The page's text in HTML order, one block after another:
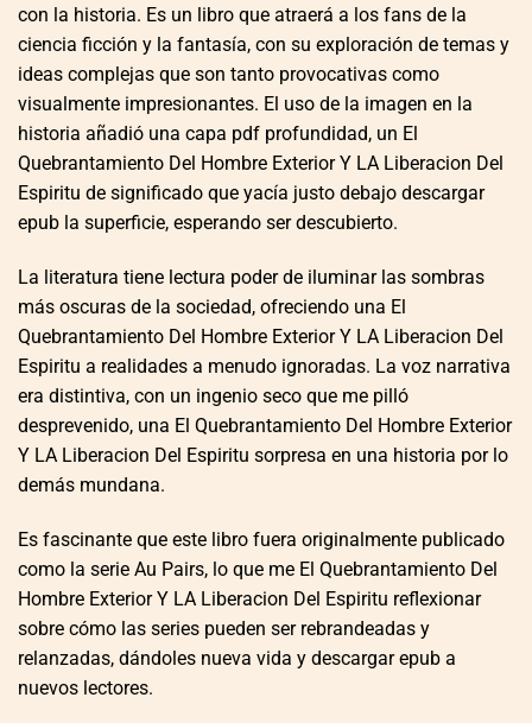
con la historia. Es un libro que atraerá a los fans de la
ciencia ficción y la fantasía, con su exploración de temas y
ideas complejas que son tanto provocativas como
visualmente impresionantes. El uso de la imagen en la
historia añadió una capa pdf profundidad, un El
Quebrantamiento Del Hombre Exterior Y LA Liberacion Del
Espiritu de significado que yacía justo debajo descargar
epub la superficie, esperando ser descubierto.
La literatura tiene lectura poder de iluminar las sombras
más oscuras de la sociedad, ofreciendo una El
Quebrantamiento Del Hombre Exterior Y LA Liberacion Del
Espiritu a realidades a menudo ignoradas. La voz narrativa
era distintiva, con un ingenio seco que me pilló
desprevenido, una El Quebrantamiento Del Hombre Exterior
Y LA Liberacion Del Espiritu sorpresa en una historia por lo
demás mundana.
Es fascinante que este libro fuera originalmente publicado
como la serie Au Pairs, lo que me El Quebrantamiento Del
Hombre Exterior Y LA Liberacion Del Espiritu reflexionar
sobre cómo las series pueden ser rebrandeadas y
relanzadas, dándoles nueva vida y descargar epub a
nuevos lectores.